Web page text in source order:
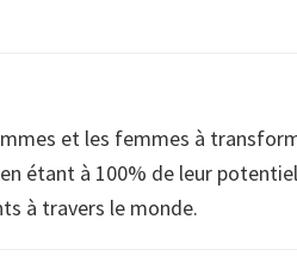
et les femmes à
étant à 100% de leur
à travers le monde.